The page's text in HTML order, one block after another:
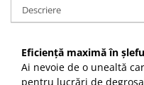
Descriere
Eficiență maximă în
Ai nevoie de o unealtă
pentru lucrări de